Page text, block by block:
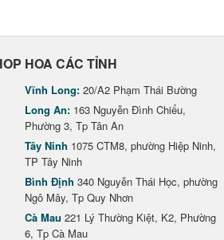
HOA CÁC TỈNH
Vĩnh Long: 20/A2 Phạm Thái Bường
Long An: 163 Nguyễn Đình Chiểu,
Phường 3, Tp Tân An
Tây Ninh 1075 CTM8, phường Hiệp Ninh,
TP Tây Ninh
Bình Định 340 Nguyễn Thái Học, phường
Ngô Mây, Tp Quy Nhơn
Cà Mau 221 Lý Thường Kiệt, K2, Phường
6, Tp Cà Mau